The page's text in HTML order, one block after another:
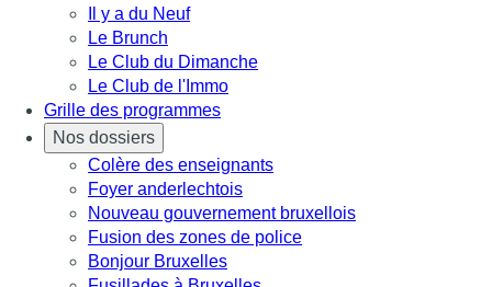
Il y a du Neuf
Le Brunch
Le Club du Dimanche
Le Club de l'Immo
Grille des programmes
Nos dossiers
Colère des enseignants
Foyer anderlechtois
Nouveau gouvernement bruxellois
Fusion des zones de police
Bonjour Bruxelles